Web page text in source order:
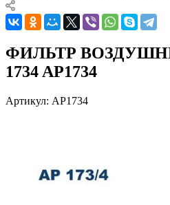
ФИЛЬТР
1734 AP1734
Артикул: AP1734